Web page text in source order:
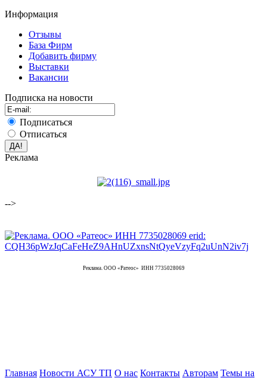
Информация
Отзывы
База Фирм
Добавить фирму
Выставки
Вакансии
Подписка на новости
Подписаться
Отписаться
Реклама
-->
Реклама. ООО «Ратеос» ИНН 7735028069
Главная Новости АСУ ТП О нас Контакты Авторам Темы на